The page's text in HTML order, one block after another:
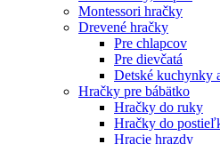
Montessori hračky
Drevené hračky
Pre chlapcov
Pre dievčatá
Detské kuchynky
Hračky pre bábätko
Hračky do ruky
Hračky do
Hracie hrazdy